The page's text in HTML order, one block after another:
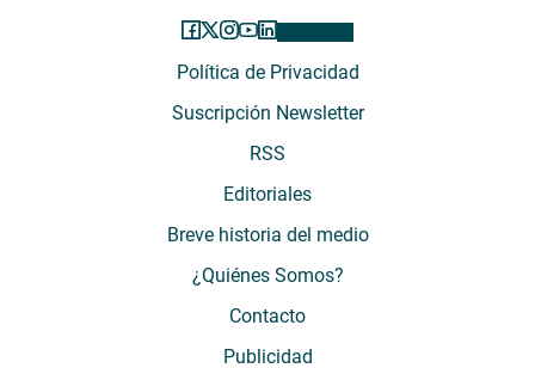
Política de Privacidad
Suscripción Newsletter
RSS
Editoriales
Breve historia del medio
¿Quiénes Somos?
Contacto
Publicidad